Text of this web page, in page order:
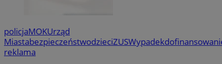
policjaMOKUrząd
MiastabezpieczeństwodzieciZUSWypadek
reklama